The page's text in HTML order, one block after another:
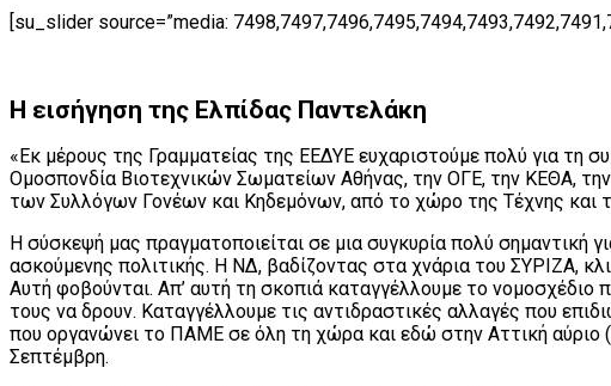
[su_slider source=”media:
Η εισήγηση της Ελπίδας Παντελάκη
«Εκ μέρους της Γραμματείας της ΕΕΔΥΕ ευχαριστούμε πολύ για τη
Ομοσπονδία Βιοτεχνικών Σωματείων Αθήνας, την ΟΓΕ, την ΚΕΘΑ,
των Συλλόγων Γονέων και Κηδεμόνων, από το χώρο της Τέχνης και
Η σύσκεψή μας πραγματοποιείται σε μια συγκυρία πολύ σημαντική
ασκούμενης πολιτικής. Η ΝΔ, βαδίζοντας στα χνάρια του ΣΥΡΙΖΑ,
Αυτή φοβούνται. Απ’ αυτή τη σκοπιά καταγγέλλουμε το
τους να δρουν. Καταγγέλλουμε τις αντιδραστικές αλλαγές που
που οργανώνει το ΠΑΜΕ σε όλη τη χώρα και εδώ στην Αττική αύριο
Σεπτέμβρη.